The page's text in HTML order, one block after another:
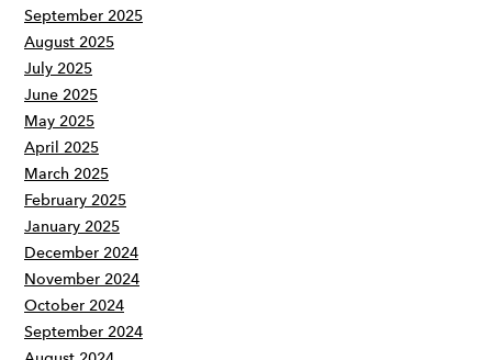
September 2025
August 2025
July 2025
June 2025
May 2025
April 2025
March 2025
February 2025
January 2025
December 2024
November 2024
October 2024
September 2024